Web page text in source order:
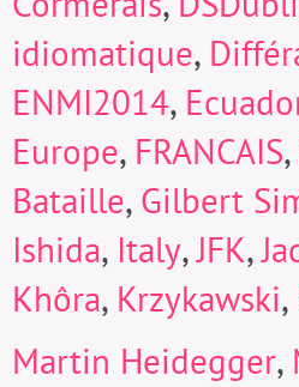
idiomatique,
ENMI2014,
Europe, FRANCAIS,
Bataille, Gilbert
Ishida, Italy,JFK,
Khôra, Krzykawski,
Martin Heidegger,